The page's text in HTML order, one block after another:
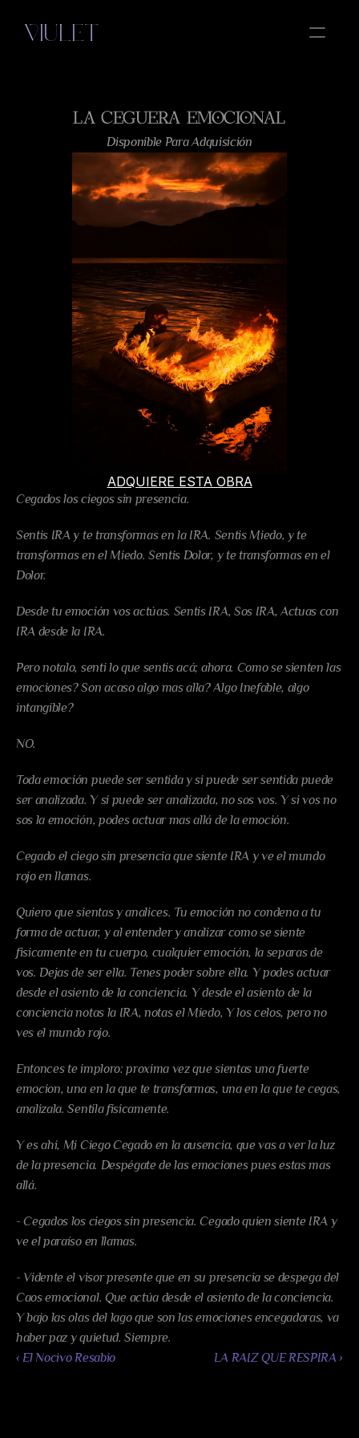
LA CEGUERA EMOCIONAL
Disponible Para Adquisición
ADQUIERE ESTA OBRA
Cegados los ciegos sin presencia.
Sentis IRA y te transformas en la IRA. Sentis Miedo, y te
transformas en el Miedo. Sentis Dolor, y te transformas en el
Dolor.
Desde tu emoción vos actúas. Sentis IRA, Sos IRA, Actuas con
IRA desde la IRA.
Pero notalo, senti lo que sentis acá; ahora. Como se sienten las
emociones? Son acaso algo mas alla? Algo Inefable, algo
intangible?
NO.
Toda emoción puede ser sentida y si puede ser sentida puede
ser analizada. Y si puede ser analizada, no sos vos. Y si vos no
sos la emoción, podes actuar mas allá de la emoción.
Cegado el ciego sin presencia que siente IRA y ve el mundo
rojo en llamas.
Quiero que sientas y analices. Tu emoción no condena a tu
forma de actuar, y al entender y analizar como se siente
fisicamente en tu cuerpo, cualquier emoción, la separas de
vos. Dejas de ser ella. Tenes poder sobre ella. Y podes actuar
desde el asiento de la conciencia. Y desde el asiento de la
conciencia notas la IRA, notas el Miedo, Y los celos, pero no
ves el mundo rojo.
Entonces te imploro: proxima vez que sientas una fuerte
emocion, una en la que te transformas, una en la que te cegas,
analizala. Sentila fisicamente.
Y es ahi, Mi Ciego Cegado en la ausencia, que vas a ver la luz
de la presencia. Despégate de las emociones pues estas mas
allá.
- Cegados los ciegos sin presencia. Cegado quien siente IRA y
ve el paraíso en llamas.
- Vidente el visor presente que en su presencia se despega del
Caos emocional. Que actúa desde el asiento de la conciencia.
Y bajo las olas del lago que son las emociones encegadoras, va
haber paz y quietud. Siempre.
‹ El Nocivo Resabio
LA RAIZ QUE RESPIRA ›
VIULET
ESENCIA
AMOR
MIRRORS
Spanish
CONTACTO